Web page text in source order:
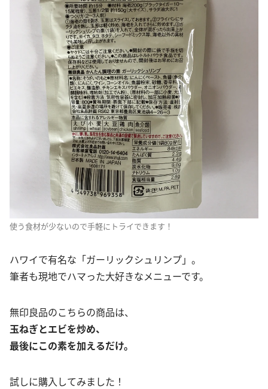
使う食材が少ないので手軽にトライできます！
ハワイで有名な「ガーリックシュリンプ」。
筆者も現地でハマった大好きなメニューです。
無印良品のこちらの商品は、
玉ねぎとエビを炒め、
最後にこの素を加えるだけ。
試しに購入してみました！